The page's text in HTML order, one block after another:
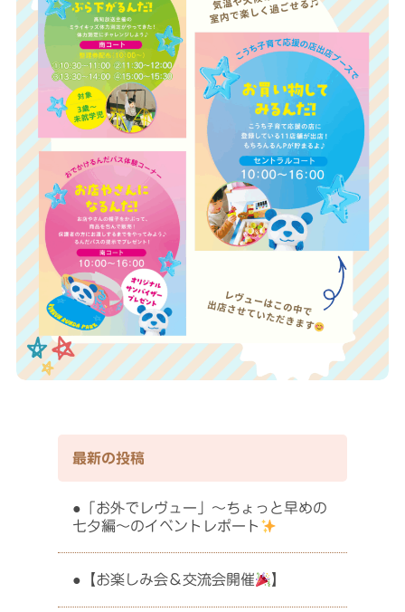
最新の投稿
「お外でレヴュー」〜ちょっと早めの
七夕編〜のイベントレポート
【お楽しみ会＆交流会開催 】